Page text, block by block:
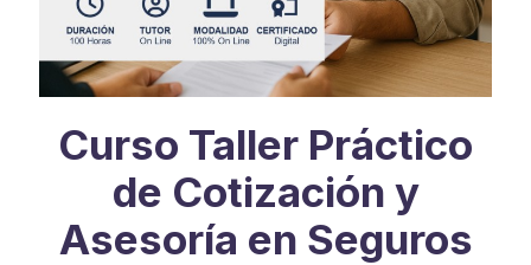
Curso Taller Práctico
de Cotización y
Asesoría en Seguros